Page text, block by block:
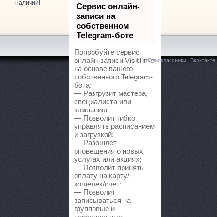
автотехцентр Кулакова проспект, 18/5
Avto, автотехцентр Ленина, 431/5 к2
AVTO, магазин автозапчастей для китайских
автокомплекс Кулакова проспект, 18ж
магазин автозапчастей Лермонтова, 343
Дзержинского, 2/2
магазин автозапчастей для Opel, Chevrolet, Daewoo
Gear, магазин автозапчастей Параллельный 1-й проезд, 8
торгово-сервисный центр для Chevrolet, Honda,
AUTO, интернет-магазин автозапчастей
наличии!
Сервис онлайн-
записи на
собственном
Telegram-боте
Попробуйте сервис
онлайн-записи VisitTime
на основе вашего
собственного Telegram-
бота:
— Разгрузит мастера,
специалиста или
компанию;
— Позволит гибко
управлять расписанием
и загрузкой;
— Разошлет
оповещения о новых
услугах или акциях;
— Позволит принять
оплату на карту/
кошелек/счет;
— Позволит
записываться на
групповые и
Одноклассники|Вконтакте